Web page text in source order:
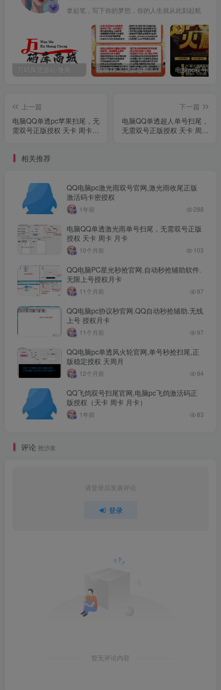
拿起笔，写下你的梦想，你的人生就从此刻起航
万码库货源站-微商软件激活码商城-苹果安卓微信多开分身 福禄TF二宝源包苹果微信多开分身官网,带百款功能正版福禄授权
上一篇
电脑QQ单透pc苹果扫尾，无
需双号正版授权 天卡 周卡
下一篇
电脑QQ单透超人单号扫尾，
无需双号正版授权 天卡 周卡
相关推荐
QQ电脑pc激光雨双号官网,激光雨收尾正版
激活码卡密授权
1年前 288
电脑QQ单透激光雨单号扫尾，无需双号正版
授权 天卡 周卡 月卡
10个月前 103
QQ电脑PC星光秒抢官网.自动秒抢辅助软件.
无限上号授权月卡
11个月前 97
QQ电脑pc协议秒官网.QQ自动秒抢辅助.无线
上号 授权月卡
11个月前 97
QQ电脑pc单透风火轮官网,单号秒抢扫尾,正
版稳定授权 天周月
12个月前 94
QQ飞鸽双号扫尾官网,电脑pc飞鸽激活码正
版授权（天卡 周卡 月卡）
1年前 83
评论 抢沙发
请登录后发表评论
登录
暂无评论内容